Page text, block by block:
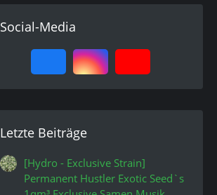
Social-Media
Letzte Beiträge
[Hydro - Exclusive Strain]
Permanent Hustler Exotic Seed`s